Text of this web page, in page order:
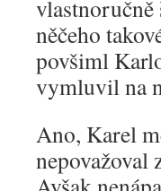
vlastnoručně
něčeho
povšiml
vymluvil na
Ano, Karel
nepovažoval